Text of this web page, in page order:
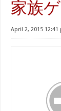
家族ゲ
April 2, 2015 12:41